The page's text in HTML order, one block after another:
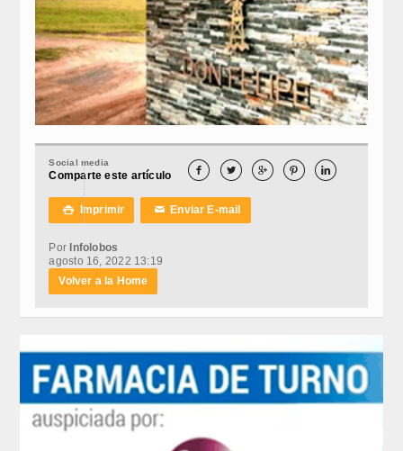
Social media
Comparte este artículo     
 Imprimir ✉Enviar E-mail
Por Infolobos
agosto 16, 2022 13:19
Volver a la Home